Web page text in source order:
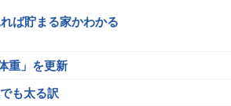
ば貯まる家かわかる
重」を更新
も太る訳